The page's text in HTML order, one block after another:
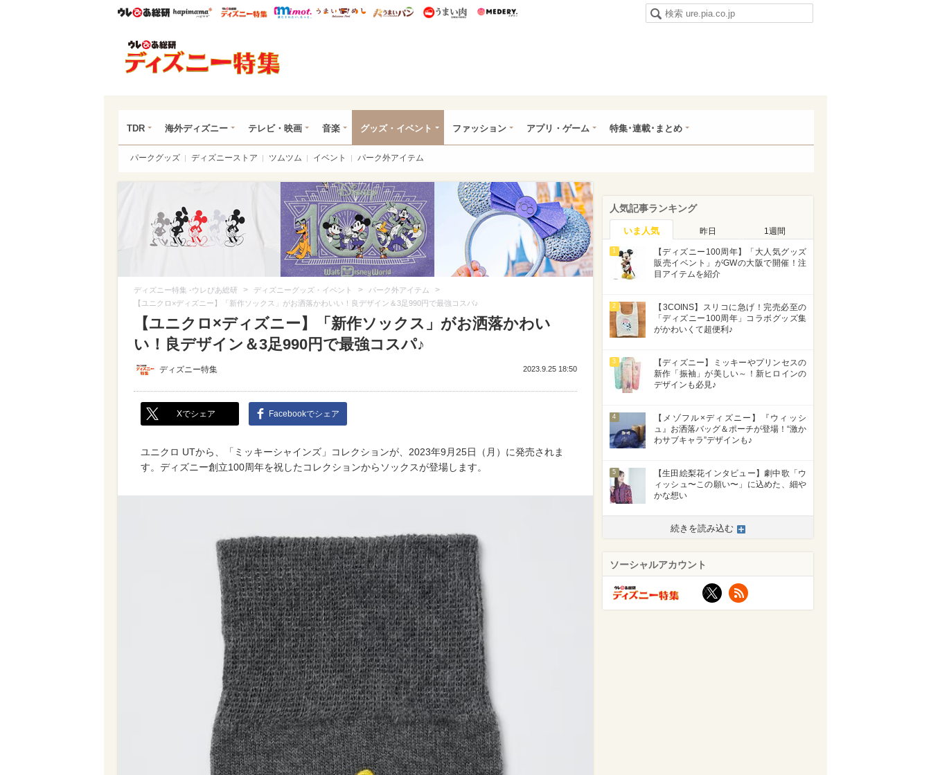
ウレぴあ総研ハピママ* ウレぴあ総研 ディズニー特集
mimot. うまいめし うまいパン うまい肉
TDR 海外ディズニー テレビ・映画 音楽 グッズ・イベント ファッション アプリ・ゲーム 特集･連載･まとめ
パークグッズ ディズニーストア ツムツム イベント パーク外アイテム
ディズニー特集 -ウレぴあ総研 > ディズニーグッズ・イベント > パーク外アイテム >
【ユニクロ×ディズニー】「新作ソックス」がお洒落かわいい！良デザイン＆3足990円で最強コスパ♪
【ユニクロ×ディズニー】「新作ソックス」がお洒落かわい
い！良デザイン＆3足990円で最強コスパ♪
ディズニー特集 2023.9.25 18:50
Xでシェア Facebookでシェア
ユニクロ UTから、「ミッキーシャインズ」コレクションが、2023年9月25日（月）に発売されま
す。ディズニー創立100周年を祝したコレクションからソックスが登場します。
人気記事ランキング
いま人気 昨日 1週間
1
【ディズニー100周年】「大人気グッズ
販売イベント」がGWの大阪で開催！注
目アイテムを紹介
2
【3COINS】スリコに急げ！完売必至の
「ディズニー100周年」コラボグッズ集
がかわいくて超便利♪
3
【ディズニー】ミッキーやプリンセスの
新作「振袖」が美しい～！新ヒロインの
デザインも必見♪
4
【メゾフル×ディズニー】『ウィッシ
ュ』お洒落バッグ＆ポーチが登場！“激か
わサブキャラ”デザインも♪
5
【生田絵梨花インタビュー】劇中歌「ウ
ィッシュ〜この願い〜」に込めた、細や
かな想い
続きを読み込む
ソーシャルアカウント
X